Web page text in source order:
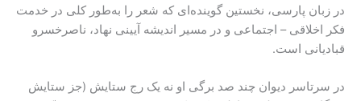
در زبان پارسی، نخستین گوینده‌ای که شعر را به‌طور کلی در خدمت
فکر اخلاقی – اجتماعی و در مسیر اندیشه‌ آیینی نهاد، ناصرخسرو
قبادیانی است.
در سرتاسر دیوان چند صد برگی او نه یک رج ستایش (جز ستایش